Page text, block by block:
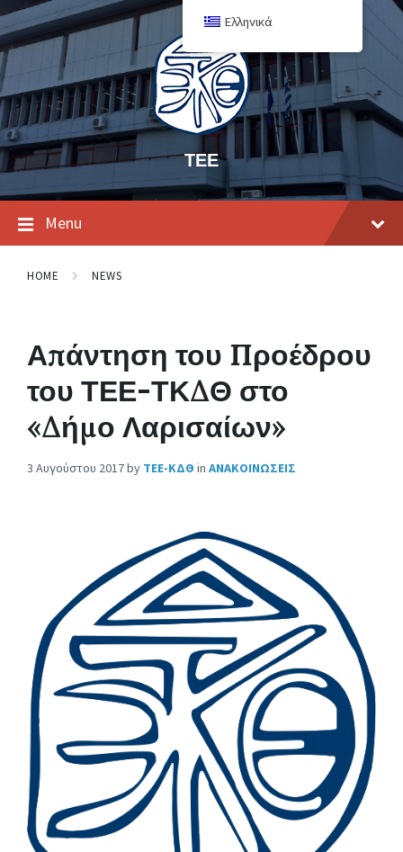
ΤΕΕ
Menu
HOME NEWS
Απάντηση του Προέδρου
του ΤΕΕ-ΤΚΔΘ στο
«Δήμο Λαρισαίων»
3 Αυγούστου 2017by ΤΕΕ-ΚΔΘ in ΑΝΑΚΟΙΝΩΣΕΙΣ
Ελληνικά